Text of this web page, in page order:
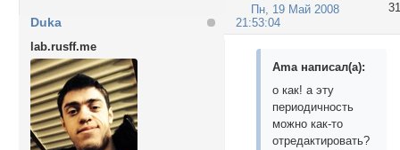
31
Пн, 19 Май 2008
21:53:04
Duka
lab.rusff.me
Ama написал(а):
о как! а эту
периодичность
можно как-то
отредактировать?